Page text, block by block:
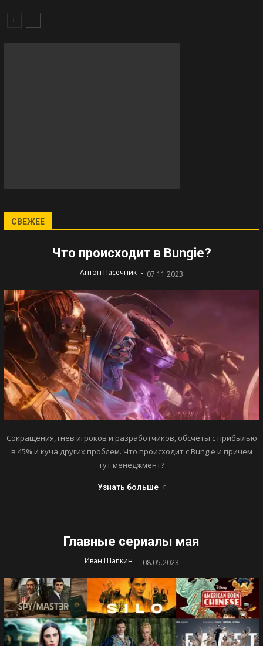
СВЕЖЕЕ
Что происходит в Bungie?
Антон Пасечник - 07.11.2023
Сокращения, гнев игроков и разработчиков, обсчеты с прибылью
в 45% и куча других проблем. Что происходит с Bungie и причем
тут менеджмент?
Узнать больше
Главные сериалы мая
Иван Шапкин - 08.05.2023